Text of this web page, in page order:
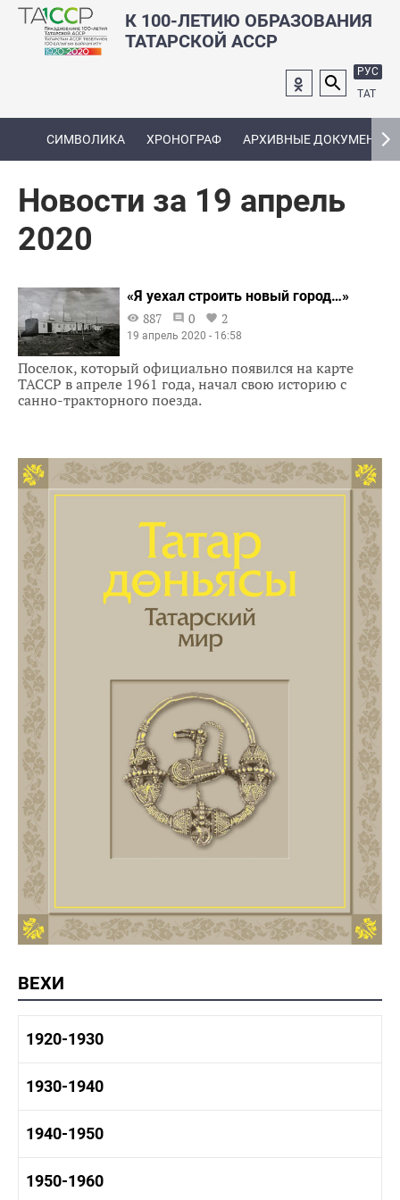
К 100-ЛЕТИЮ ОБРАЗОВАНИЯ
ТАТАРСКОЙ АССР
РУС
ТАТ
СИМВОЛИКА ХРОНОГРАФ АРХИВНЫЕ ДОКУМЕНТЫ
Новости за 19 апрель
2020
«Я уехал строить новый город…»
887
0 2
19 апрель 2020 - 16:58
Поселок, который официально появился на карте
ТАССР в апреле 1961 года, начал свою историю с
санно-тракторного поезда.
ВЕХИ
1920-1930
1920-1930 история
1920-1930 культура
1930-1940
1930-1940 история
1930-1940 культура
1940-1950
1940-1950 быт
1950-1960